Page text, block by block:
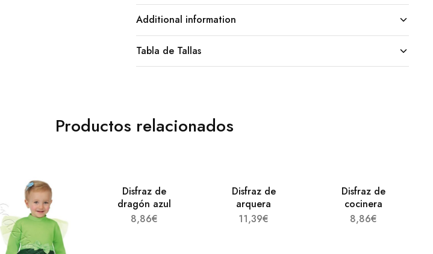
Additional information
Tabla de Tallas
Productos relacionados
Disfraz de
dragón azul
8,86€
Disfraz de
arquera
11,39€
Disfraz de
cocinera
8,86€